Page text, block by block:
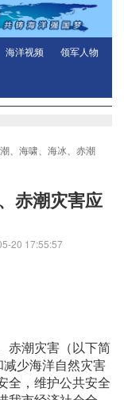
海洋视频 领军人物
、海啸、海冰、赤潮
赤潮灾害应
20 17:55:57
赤潮灾害（以下简
减少海洋自然灾害
全，维护公共安全